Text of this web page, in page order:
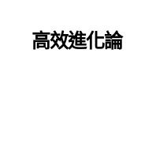
高效進化論